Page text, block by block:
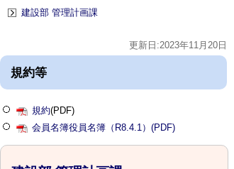
建設部 管理計画課
更新日:2023年11月20日
規約等
規約(PDF)
会員名簿役員名簿（R8.4.1）(PDF)